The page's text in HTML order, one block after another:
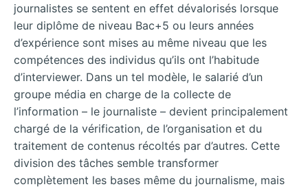
journalistes se sentent en effet dévalorisés lorsque
leur diplôme de niveau Bac+5 ou leurs années
d’expérience sont mises au même niveau que les
compétences des individus qu’ils ont l’habitude
d’interviewer. Dans un tel modèle, le salarié d’un
groupe média en charge de la collecte de
l’information – le journaliste – devient principalement
chargé de la vérification, de l’organisation et du
traitement de contenus récoltés par d’autres. Cette
division des tâches semble transformer
complètement les bases même du journalisme, mais